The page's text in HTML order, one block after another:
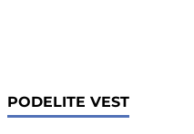
PODELITE VEST